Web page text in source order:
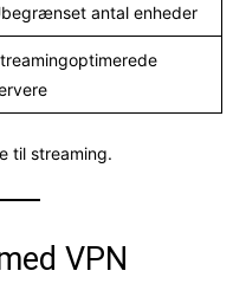
antal enheder
til streaming.
VPN